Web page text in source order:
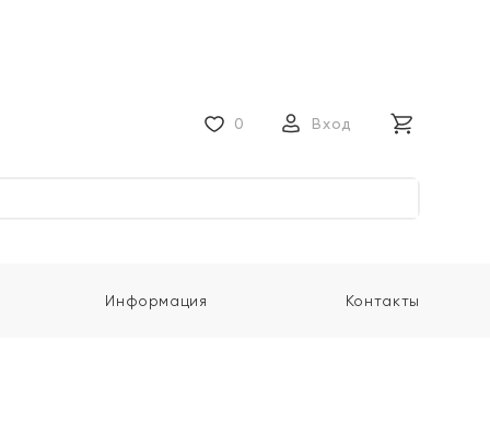
0 Вход
Информация Контакты